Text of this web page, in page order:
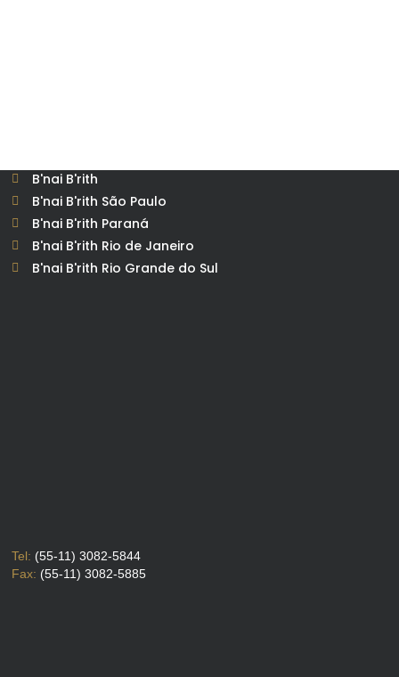
B'nai B'rith
B'nai B'rith São Paulo
B'nai B'rith Paraná
B'nai B'rith Rio de Janeiro
B'nai B'rith Rio Grande do Sul
Tel: (55-11) 3082-5844
Fax: (55-11) 3082-5885